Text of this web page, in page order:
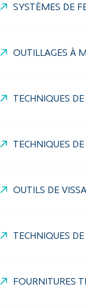
SYSTÈMES DE
OUTILLAGES À
TECHNIQUES
TECHNIQUES DE
OUTILS DE
TECHNIQUES DE
FOURNITURES